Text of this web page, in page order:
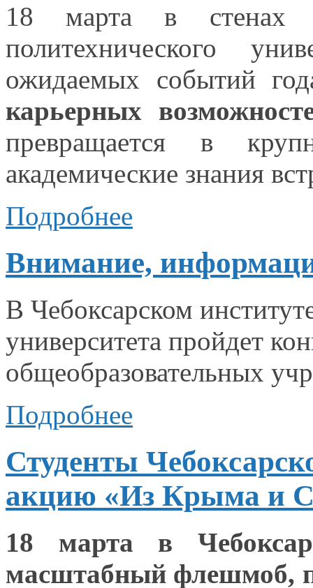
18 мартав стенах
политехнического
ожидаемых событий
карьерных
превращается в
академические знания
Подробнее
Внимание,
В Чебоксарском
университета пройдет
общеобразовательных
Подробнее
Студенты
акцию «Из Крыма и
18 марта в
масштабный флешмоб,